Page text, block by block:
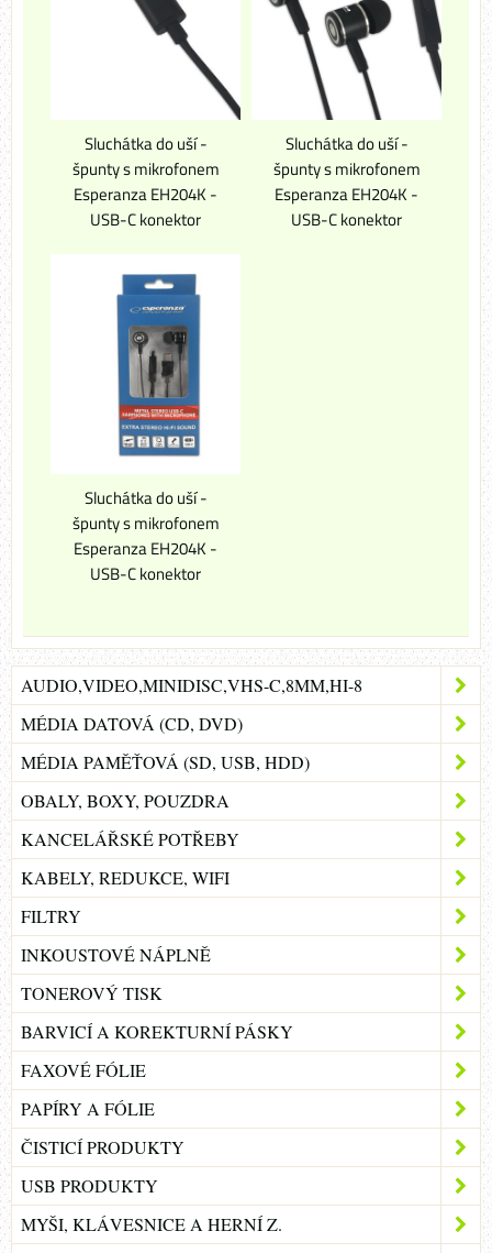
Sluchátka do uší -
špunty s mikrofonem
Esperanza EH204K -
USB-C konektor
Sluchátka do uší -
špunty s mikrofonem
Esperanza EH204K -
USB-C konektor
Sluchátka do uší -
špunty s mikrofonem
Esperanza EH204K -
USB-C konektor
AUDIO,VIDEO,MINIDISC,VHS-C,8MM,HI-8
MÉDIA DATOVÁ (CD, DVD)
MÉDIA PAMĚŤOVÁ (SD, USB, HDD)
OBALY, BOXY, POUZDRA
KANCELÁŘSKÉ POTŘEBY
KABELY, REDUKCE, WIFI
FILTRY
INKOUSTOVÉ NÁPLNĚ
TONEROVÝ TISK
BARVICÍ A KOREKTURNÍ PÁSKY
FAXOVÉ FÓLIE
PAPÍRY A FÓLIE
ČISTICÍ PRODUKTY
USB PRODUKTY
MYŠI, KLÁVESNICE A HERNÍ Z.